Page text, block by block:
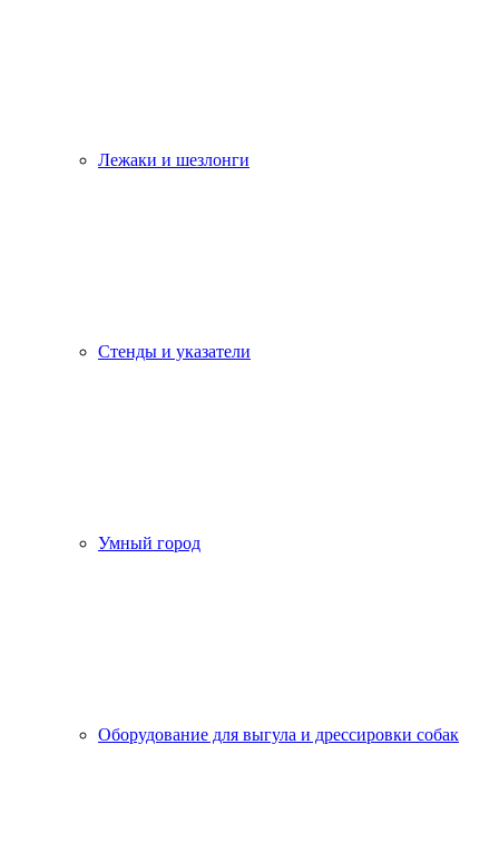
Лежаки и шезлонги
Стенды и указатели
Умный город
Оборудование для выгула и дрессировки собак